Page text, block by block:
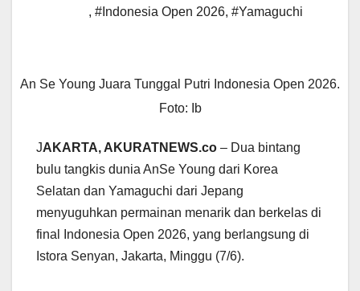
, #Indonesia Open 2026, #Yamaguchi
An Se Young Juara Tunggal Putri Indonesia Open 2026.
Foto: Ib
JAKARTA, AKURATNEWS.co – Dua bintang
bulu tangkis dunia AnSe Young dari Korea
Selatan dan Yamaguchi dari Jepang
menyuguhkan permainan menarik dan berkelas di
final Indonesia Open 2026, yang berlangsung di
Istora Senyan, Jakarta, Minggu (7/6).